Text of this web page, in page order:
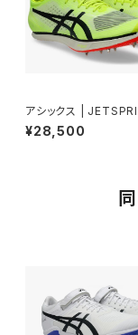
アシックス |
Safety Yellow/
スパイク
¥28,500